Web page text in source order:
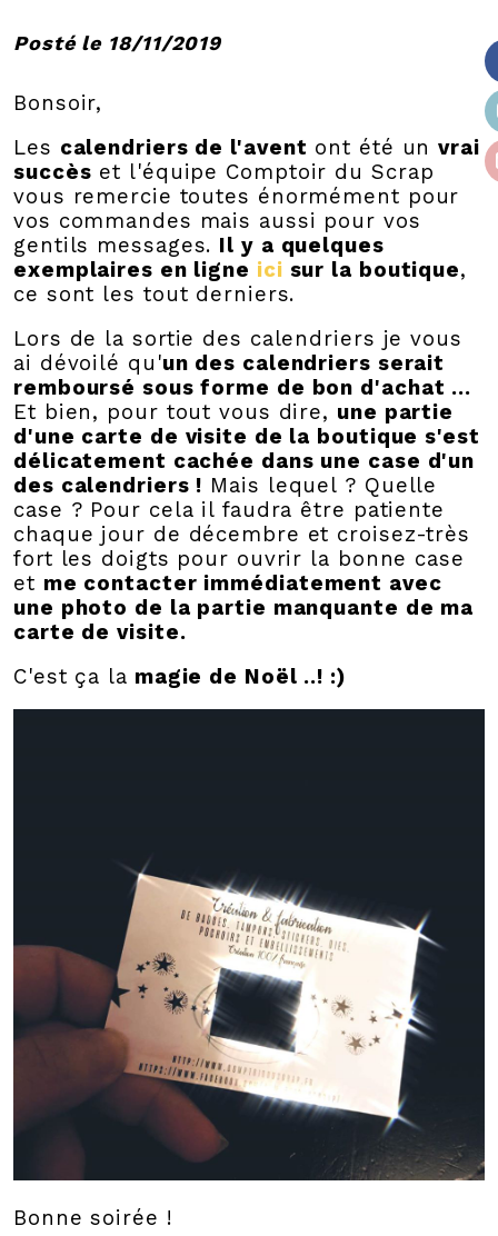
Posté le 18/11/2019
Bonsoir,
Les calendriers de l'avent ont été unvrai
succès et l'équipe Comptoir du Scrap
vous remercie toutes énormément pour
vos commandes mais aussi pour vos
gentils messages. Il y a quelques
exemplaires en ligne ici sur la boutique,
ce sont les tout derniers.
Lors de la sortie des calendriers je vous
ai dévoilé qu'un des calendriers serait
remboursé sous forme de bon d'achat …
Et bien, pour tout vous dire, une partie
d'une carte de visite de la boutique s'est
délicatement cachée dans une case d'un
des calendriers ! Mais lequel ? Quelle
case ? Pour cela il faudra être patiente
chaque jour de décembre et croisez-très
fort les doigts pour ouvrir la bonne case
et me contacter immédiatement avec
une photo de la partie manquante de ma
carte de visite.
C'est ça la magie de Noël ..! :)
Bonne soirée !